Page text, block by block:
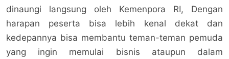
dinaungi langsung oleh Kemenpora RI, Dengan
harapan peserta bisa lebih kenal dekat dan
kedepannya bisa membantu teman-teman pemuda
yang ingin memulai bisnis ataupun dalam